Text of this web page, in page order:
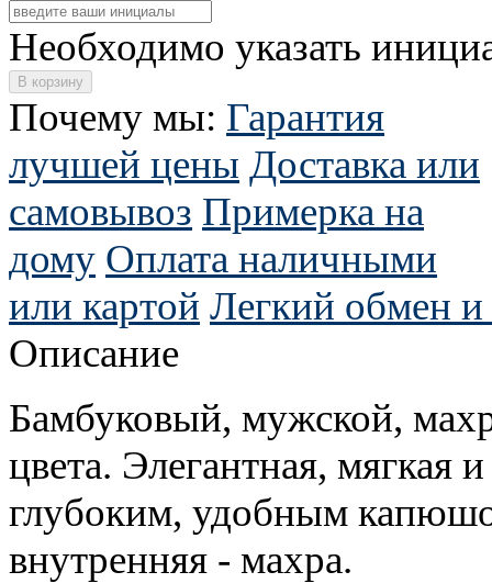
Необходимо указать
Почему мы: Гарантия
лучшей цены Доставка или
самовывоз Примерка на
дому Оплата наличными
или картой Легкий обмен и
Описание
Бамбуковый, мужской,
цвета. Элегантная, мягкая
глубоким, удобным
внутренняя - махра.